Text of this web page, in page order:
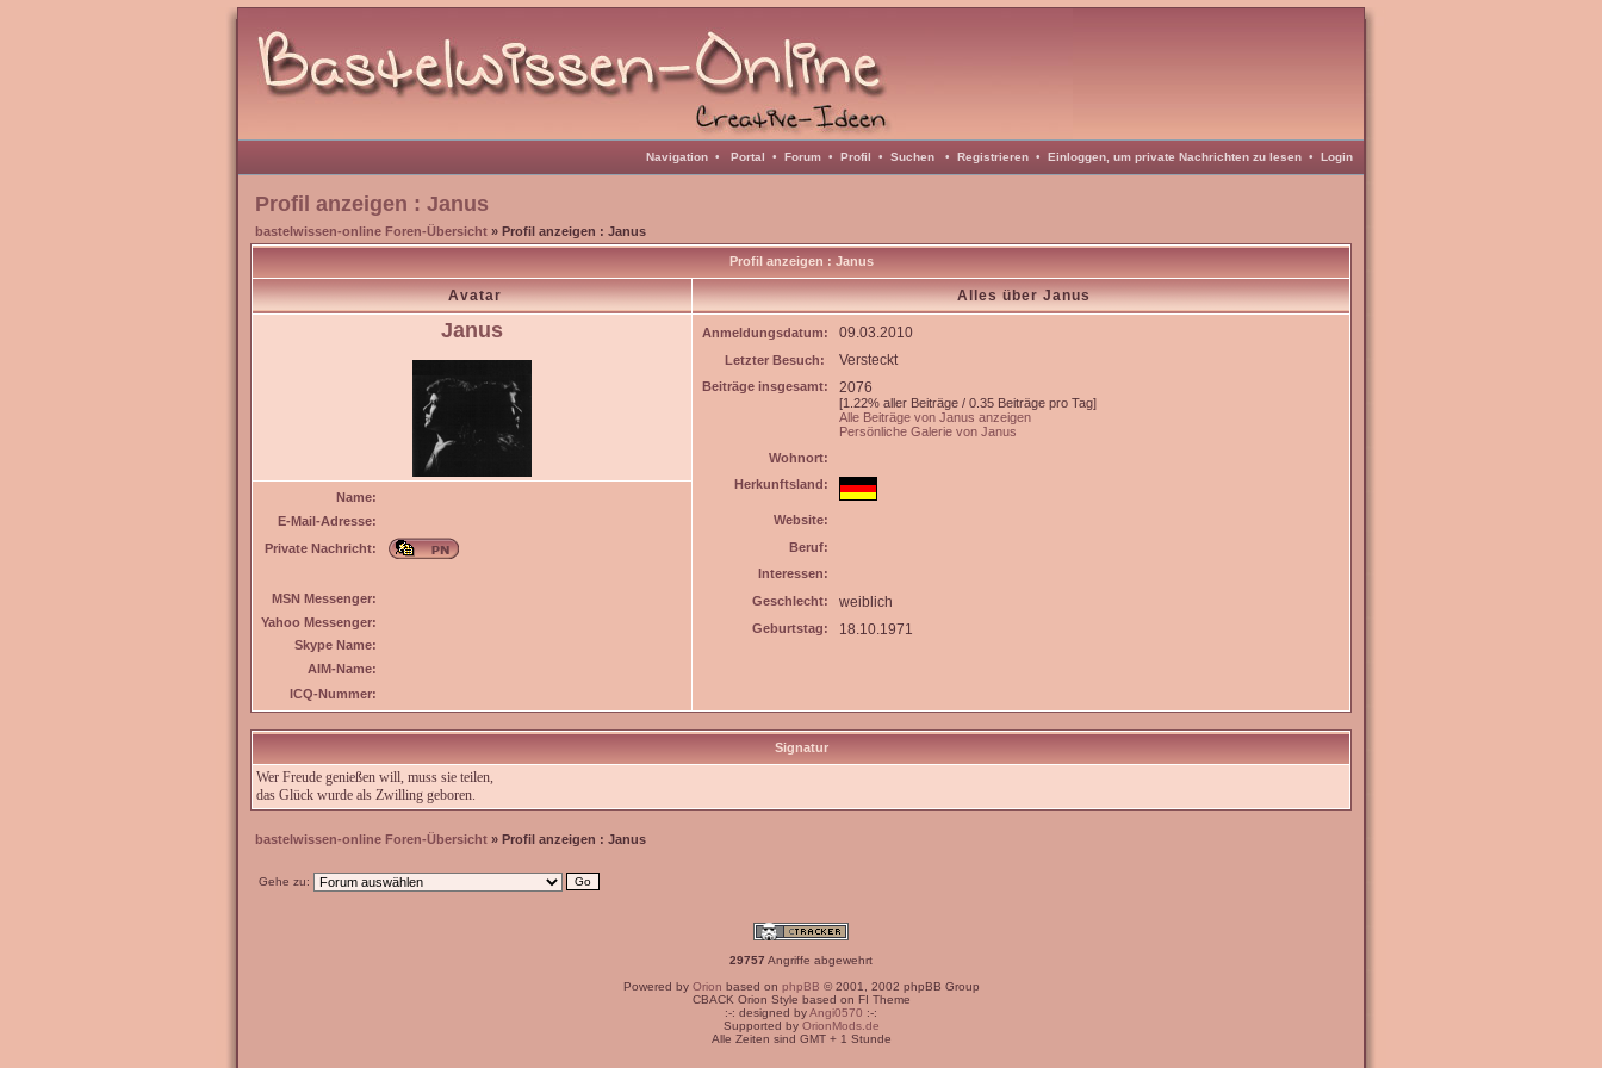
Navigation • Portal • Forum • Profil • Suchen • Registrieren • Einloggen, um private Nachrichten zu lesen • Login
Profil anzeigen : Janus
bastelwissen-online Foren-Übersicht » Profil anzeigen : Janus
Profil anzeigen : Janus
Avatar Alles über Janus
Janus Anmeldungsdatum: 09.03.2010
Letzter Besuch: Versteckt
Beiträge insgesamt: 2076
[1.22% aller Beiträge / 0.35 Beiträge pro Tag]
Alle Beiträge von Janus anzeigen
Persönliche Galerie von Janus
Wohnort:
Herkunftsland:
Website:
Beruf:
Interessen:
Geschlecht:
weiblich
Geburtstag: 18.10.1971
Name:
E-Mail-Adresse:
Private Nachricht:
MSN Messenger:
Yahoo Messenger:
Skype Name:
AIM-Name:
ICQ-Nummer:
Signatur
Wer Freude genießen will, muss sie teilen,
das Glück wurde als Zwilling geboren.
bastelwissen-online Foren-Übersicht » Profil anzeigen : Janus
Gehe zu:
29757 Angriffe abgewehrt
Powered by Orion based on phpBB © 2001, 2002 phpBB Group
CBACK Orion Style based on FI Theme
:-: designed byAngi0570 :-:
Supported by OrionMods.de
Alle Zeiten sind GMT + 1 Stunde